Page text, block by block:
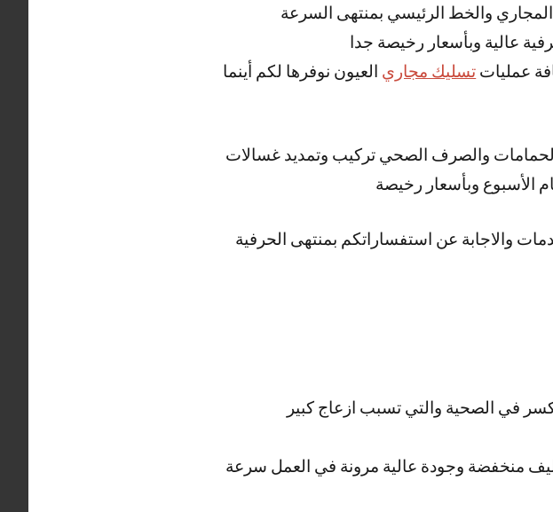
والخط الرئيسي بمنتهى السرعة
عالية وبأسعار رخيصة جدا
عمليات تسليك مجاري العيون نوفرها لكم أينما
والصرف الصحي تركيب وتمديد غسالات
الأسبوع وبأسعار رخيصة
والاجابة عن استفساراتكم بمنتهى الحرفية
في الصحية والتي تسبب ازعاج كبير
منخفضة وجودة عالية مرونة في العمل سرعة